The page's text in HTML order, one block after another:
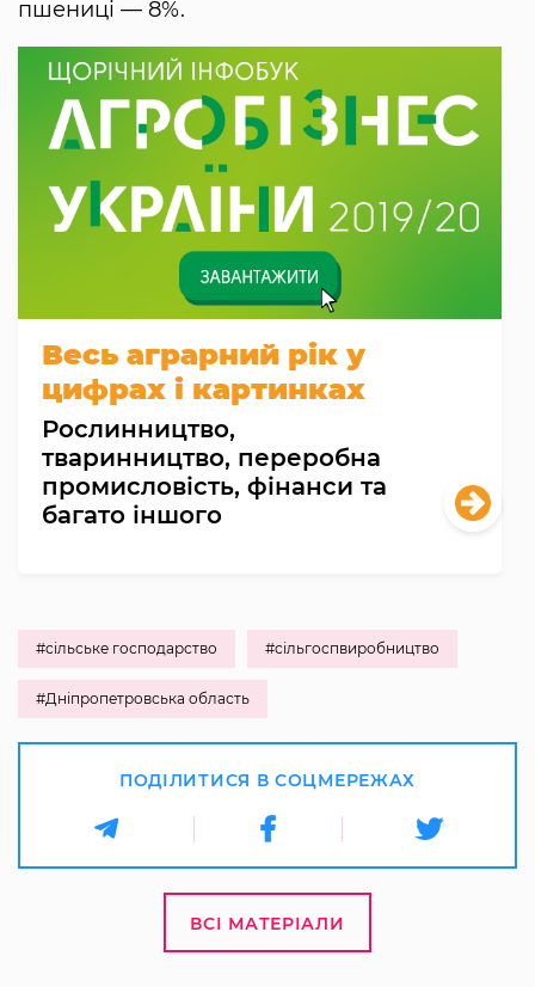
пшениці — 8%.
Весь аграрний рік у
цифрах і картинках
Рослинництво,
тваринництво, переробна
промисловість, фінанси та
багато іншого
#сільське господарство #сільгоспвиробництво
#Дніпропетровська область
ПОДІЛИТИСЯ В СОЦМЕРЕЖАХ
ВСІ МАТЕРІАЛИ